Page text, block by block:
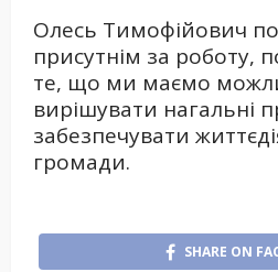
Олесь Тимофійович
присутнім за роботу,
те, що ми маємо
вирішувати нагальні
забезпечувати
громади.
SHARE ON